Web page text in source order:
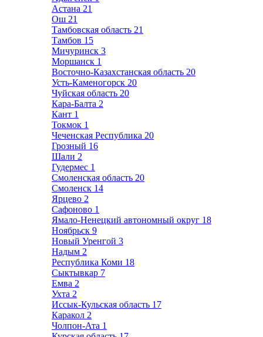
Астана 21
Ош 21
Тамбовская область 21
Тамбов 15
Мичуринск 3
Моршанск 1
Восточно-Казахстанская область 20
Усть-Каменогорск 20
Чуйская область 20
Кара-Балта 2
Кант 1
Токмок 1
Чеченская Республика 20
Грозный 16
Шали 2
Гудермес 1
Смоленская область 20
Смоленск 14
Ярцево 2
Сафоново 1
Ямало-Ненецкий автономный округ 18
Ноябрьск 9
Новый Уренгой 3
Надым 2
Республика Коми 18
Сыктывкар 7
Емва 2
Ухта 2
Иссык-Кульская область 17
Каракол 2
Чолпон-Ата 1